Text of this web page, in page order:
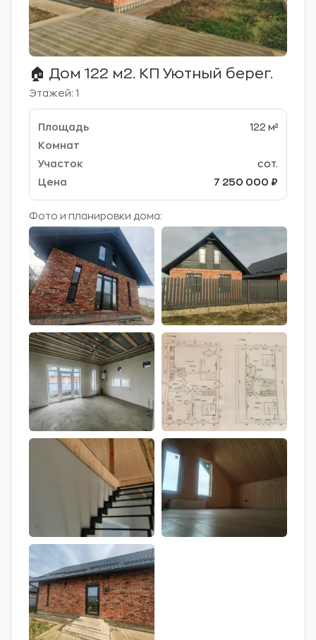
🏠 Дом 122 м2. КП Уютный берег.
Этажей: 1
122 м²
сот.
7 250 000 ₽
Фото и планировки дома: